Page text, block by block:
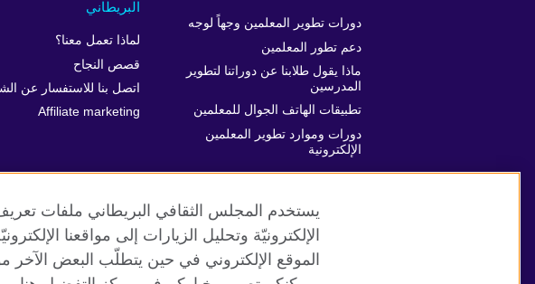
البريطاني
لماذا تعمل معنا؟
قصص النجاح
اتصل بنا للاستفسار عن
Affiliate marketing
دورات تطوير المعلمين وجهاً لوجه
دعم تطور المعلمين
ماذا يقول طلابنا عن دوراتنا لتطوير
المدرسين
تطبيقات الهاتف الجوال للمعلمين
دورات وموارد تطوير المعلمين
الإلكترونية
موقع المجلس الثقافي البريطاني العالمي الخصوصية وشروط
يستخدم المجلس الثقافي البريطاني ملفات
الإلكترونيّة وتحليل الزيارات إلى مواقعنا
الموقع الإلكتروني في حين يتطلّب البعض